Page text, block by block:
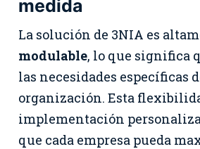
medida
La solución de 3NIA es
modulable, lo que significa
las necesidades específicas
organización. Esta
implementación
que cada empresa pueda